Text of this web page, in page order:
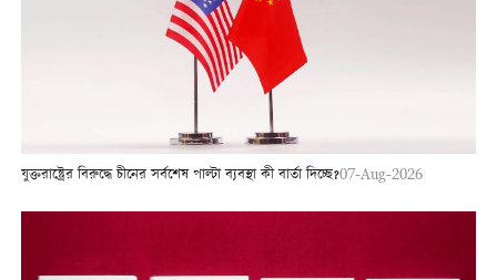
যুক্তরাষ্ট্রের বিরুদ্ধে চীনের সর্বশেষ পাল্টা ব্যবস্থা কী বার্তা দিচ্ছে?07-Aug-2026